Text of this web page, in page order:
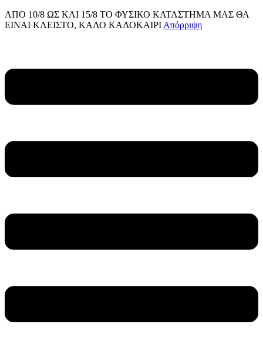
ΑΠΟ 10/8 ΩΣ KAI 15/8 ΤΟ ΦΥΣΙΚΟ ΚΑΤΑΣΤΗΜΑ ΜΑΣ ΘΑ
ΕΙΝΑΙ ΚΛΕΙΣΤΟ, ΚΑΛΟ ΚΑΛΟΚΑΙΡΙ Απόρριψη